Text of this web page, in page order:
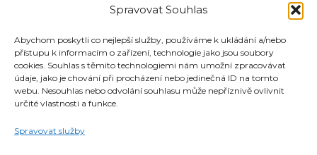
Spravovat Souhlas
Abychom poskytli co nejlepší služby, používáme k ukládání a/nebo
přístupu k informacím o zařízení, technologie jako jsou soubory
cookies. Souhlas s těmito technologiemi nám umožní zpracovávat
údaje, jako je chování při procházení nebo jedinečná ID na tomto
webu. Nesouhlas nebo odvolání souhlasu může nepříznivě ovlivnit
určité vlastnosti a funkce.
Spravovat služby
O nás
Projekty
Členství